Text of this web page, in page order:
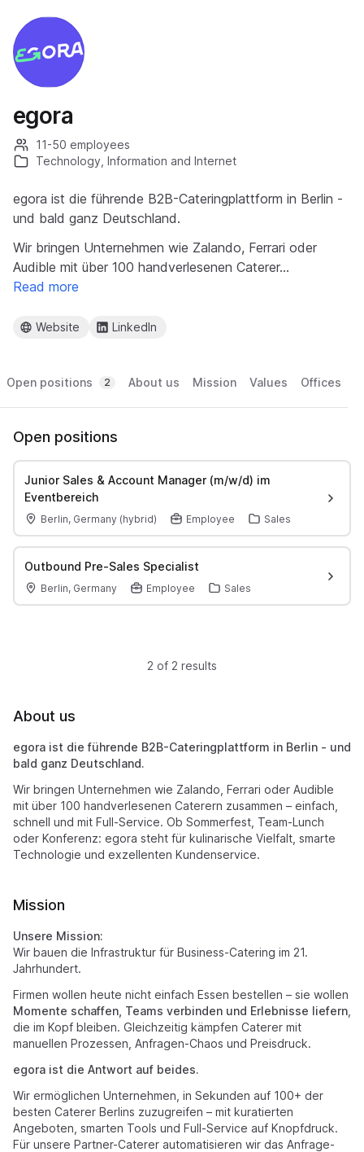
egora
11-50 employees
Technology, Information and Internet
egora ist die führende B2B-Cateringplattform in Berlin -
und bald ganz Deutschland.
Wir bringen Unternehmen wie Zalando, Ferrari oder
Audible mit über 100 handverlesenen Caterer…
Read more
Website LinkedIn
Open positions 2 About us Mission Values Offices
Open positions
Junior Sales & Account Manager (m/w/d) im
Eventbereich
Berlin, Germany (hybrid) Employee Sales
Outbound Pre-Sales Specialist
Berlin, Germany Employee Sales
2 of 2 results
About us
egora ist die führende B2B-Cateringplattform in Berlin - und
bald ganz Deutschland.
Wir bringen Unternehmen wie Zalando, Ferrari oder Audible
mit über 100 handverlesenen Caterern zusammen – einfach,
schnell und mit Full-Service. Ob Sommerfest, Team-Lunch
oder Konferenz: egora steht für kulinarische Vielfalt, smarte
Technologie und exzellenten Kundenservice.
Mission
Unsere Mission:
Wir bauen die Infrastruktur für Business-Catering im 21.
Jahrhundert.
Firmen wollen heute nicht einfach Essen bestellen – sie wollen
Momente schaffen, Teams verbinden und Erlebnisse liefern
die im Kopf bleiben. Gleichzeitig kämpfen Caterer mit
manuellen Prozessen, Anfragen-Chaos und Preisdruck.
egora ist die Antwort auf beides.
Wir ermöglichen Unternehmen, in Sekunden auf 100+ der
besten Caterer Berlins zuzugreifen – mit kuratierten
Angeboten, smarten Tools und Full-Service auf Knopfdruck.
Für unsere Partner-Caterer automatisieren wir das Anfrage-